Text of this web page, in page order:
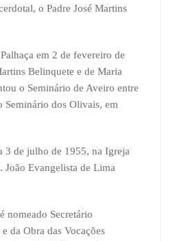
o Padre José Martins
em 2 de fevereiro de
Belinquete e de Maria
o Seminário de Aveiro entre
Seminário dos Olivais, em
3 de julho de 1955, na Igreja
Evangelista de Lima
nomeado Secretário
da Obra das Vocações